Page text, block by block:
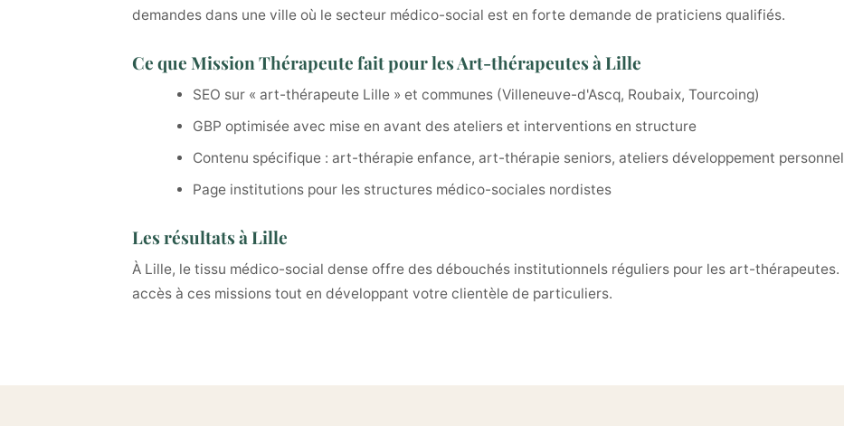
demandes dans une ville où le secteur médico-social est en forte demande de praticiens qualifiés.
Ce que Mission Thérapeute fait pour les Art-thérapeutes à Lille
SEO sur « art-thérapeute Lille » et communes (Villeneuve-d'Ascq, Roubaix, Tourcoing)
GBP optimisée avec mise en avant des ateliers et interventions en structure
Contenu spécifique : art-thérapie enfance, art-thérapie seniors, ateliers développement personnel
Page institutions pour les structures médico-sociales nordistes
Les résultats à Lille
À Lille, le tissu médico-social dense offre des débouchés institutionnels réguliers pour les art-
accès à ces missions tout en développant votre clientèle de particuliers.